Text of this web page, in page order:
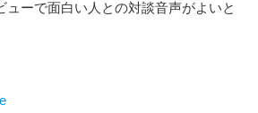
ューで面白い人との対談音声がよいと